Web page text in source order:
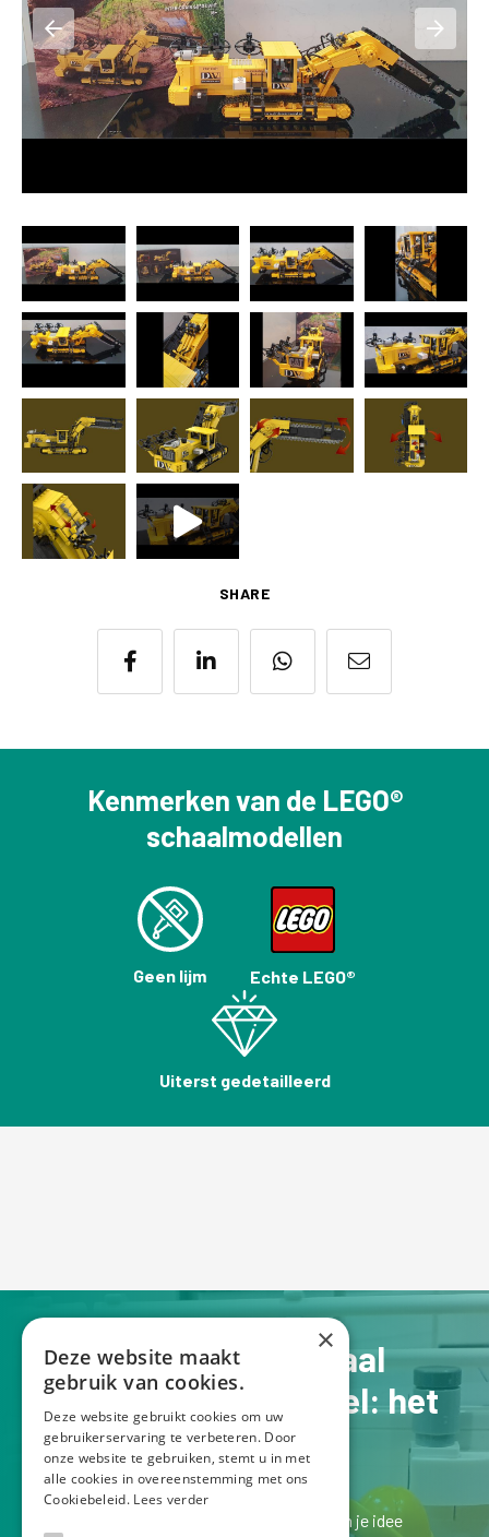
SHARE
Kenmerken van de LEGO®
schaalmodellen
Geen lijm Echte LEGO®
Uiterst gedetailleerd
Jouw verhaal op schaal
Een Lego schaalmodel: het
perfecte pronkstuk
Laten we kennismaken bij een kopje koffie en je idee
×
Deze website maakt
gebruik van cookies.
Deze website gebruikt cookies om uw
gebruikerservaring te verbeteren. Door
onze website te gebruiken, stemt u in met
alle cookies in overeenstemming met ons
Cookiebeleid. Lees verder